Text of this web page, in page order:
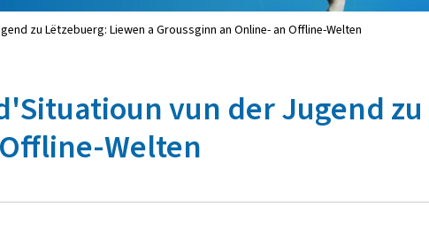
zu Lëtzebuerg: Liewen a Groussginn an Online- an Offline-Welten
vun der Jugend
Welten